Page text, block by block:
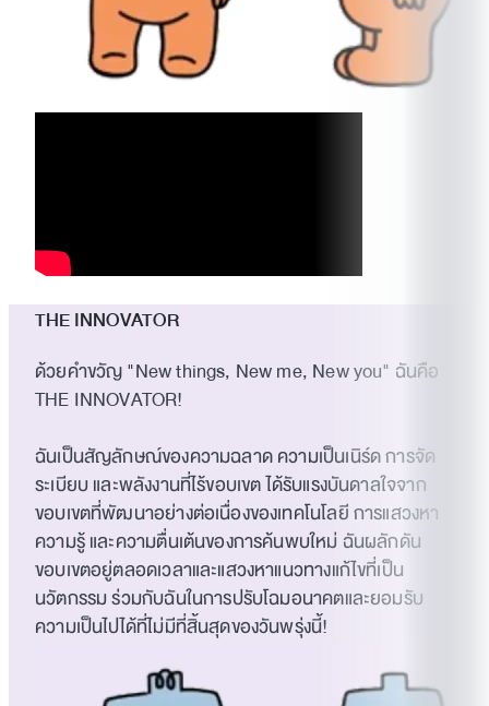
THE INNOVATOR
ด้วยคำขวัญ "New things, New me, New you" ฉันคือ
THE INNOVATOR!
ฉันเป็นสัญลักษณ์ของความฉลาด ความเป็นเนิร์ด การจัด
ระเบียบ และพลังงานที่ไร้ขอบเขต ได้รับแรงบันดาลใจจาก
ขอบเขตที่พัฒนาอย่างต่อเนื่องของเทคโนโลยี การแสวงหา
ความรู้ และความตื่นเต้นของการค้นพบใหม่ ฉันผลักดัน
ขอบเขตอยู่ตลอดเวลาและแสวงหาแนวทางแก้ไขที่เป็น
นวัตกรรม ร่วมกับฉันในการปรับโฉมอนาคตและยอมรับ
ความเป็นไปได้ที่ไม่มีที่สิ้นสุดของวันพรุ่งนี้!